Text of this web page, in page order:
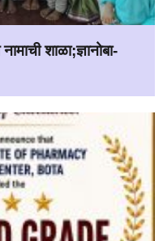
शाळा;ज्ञानोबा-